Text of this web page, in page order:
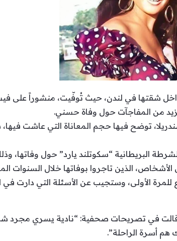
شقتها في لندن، حيث تُوفّيت، منشوراً على
من المفاجآت حول وفاة حسني.
توضح فيها حجم المعاناة التي عاشت فيها،
البريطانية “سكوتلند يارد” حول وفاتها،
الذين تاجروا بوفاتها خلال السنوات
الأولى، وستجيب عن الأسئلة التي دارت في
في تصريحات صحفية: “نادية يسري مجرد
أسرة الراحلة”.